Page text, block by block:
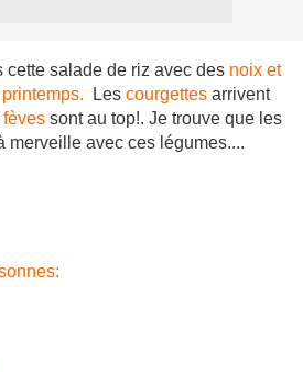
cette salade de riz avec des noix et
Les courgettes arrivent
fèves sont au top!. Je trouve que les
merveille avec ces légumes....